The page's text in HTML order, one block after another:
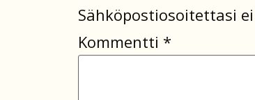
Sähköpostiosoitettasi
Kommentti *